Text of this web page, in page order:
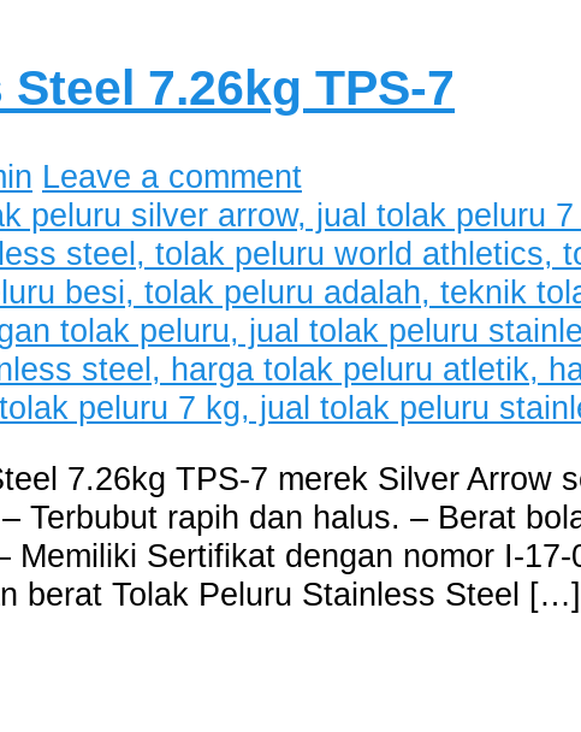
7.26kg TPS-7
Leave a comment
7.26kg TPS-7 merek Silver Arrow
Terbubut rapih dan halus. – Berat
Sertifikat dengan nomor I-
berat Tolak Peluru Stainless Steel […]